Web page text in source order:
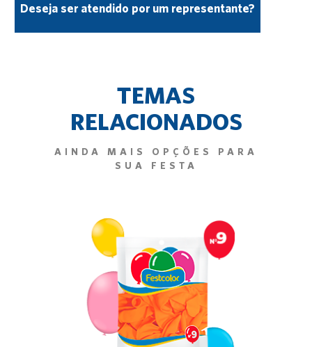
Deseja ser atendido por um representante?
TEMAS
RELACIONADOS
AINDA MAIS OPÇÕES PARA
SUA FESTA